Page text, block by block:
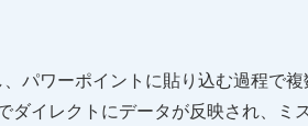
ワーポイントに貼り込む過程で複
イレクトにデータが反映され、ミ